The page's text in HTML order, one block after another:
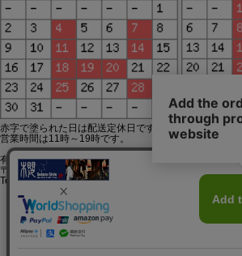
赤字で塗られた日は配送定休日です。
営業時間は11時～19時です。
有限会社ジップジップ SakuraStyle通販事業部
〒650-0021 神戸市中央区三宮町3-9-19イトウビル1,4F
Tel:078-332-2013 FAX:078-333-6644
SSL/TLSとは?